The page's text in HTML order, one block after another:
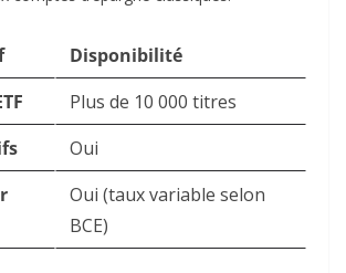
Disponibilité
Plus de 10 000 titres
Oui
Oui (taux variable selon
BCE)